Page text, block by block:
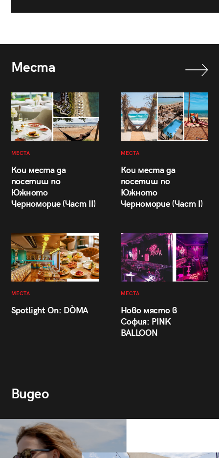
Места
МЕСТА
Кои места да
посетиш по
Южното
Черноморие (Част II)
МЕСТА
Кои места да
посетиш по
Южното
Черноморие (Част I)
МЕСТА
Spotlight On: DÒMA
МЕСТА
Ново място в
София: PINK
BALLOON
Видео